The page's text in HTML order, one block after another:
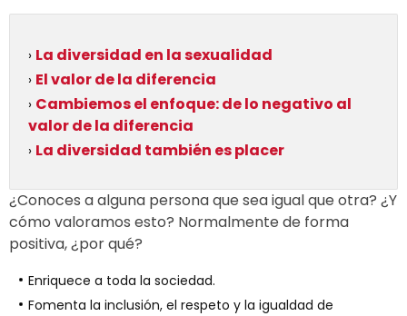
› La diversidad en la sexualidad
› El valor de la diferencia
› Cambiemos el enfoque: de lo negativo al
valor de la diferencia
› La diversidad también es placer
¿Conoces a alguna persona que sea igual que otra? ¿Y
cómo valoramos esto? Normalmente de forma
positiva, ¿por qué?
Enriquece a toda la sociedad.
Fomenta la inclusión, el respeto y la igualdad de